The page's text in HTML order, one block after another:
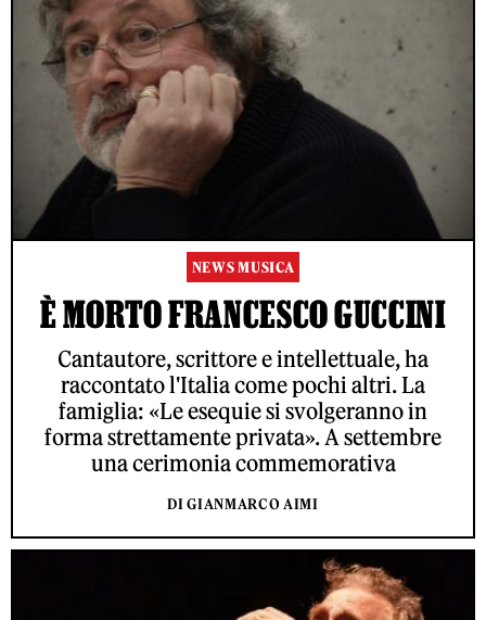
NEWS MUSICA
È MORTO FRANCESCO GUCCINI
Cantautore, scrittore e intellettuale, ha
raccontato l'Italia come pochi altri. La
famiglia: «Le esequie si svolgeranno in
forma strettamente privata». A settembre
una cerimonia commemorativa
DI GIANMARCO AIMI